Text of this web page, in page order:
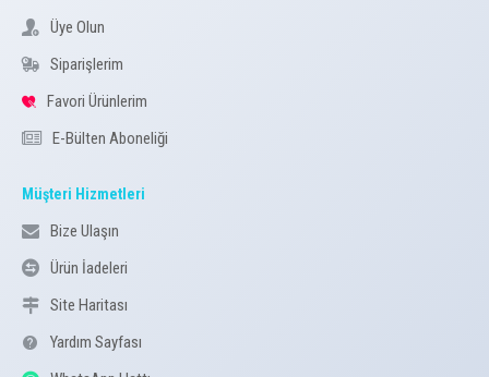
Üye Olun
Siparişlerim
Favori Ürünlerim
E-Bülten Aboneliği
Müşteri Hizmetleri
Bize Ulaşın
Ürün İadeleri
Site Haritası
Yardım Sayfası